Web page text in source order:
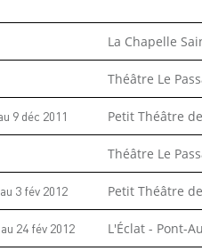
La Chapelle
Théâtre Le
9 déc 2011 Petit Théâtre
Théâtre Le
au 3 fév 2012 Petit Théâtre
au 24 fév 2012 L'Éclat - Pont-